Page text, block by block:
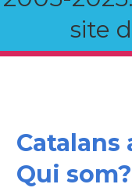
site
Catalans
Qui som?